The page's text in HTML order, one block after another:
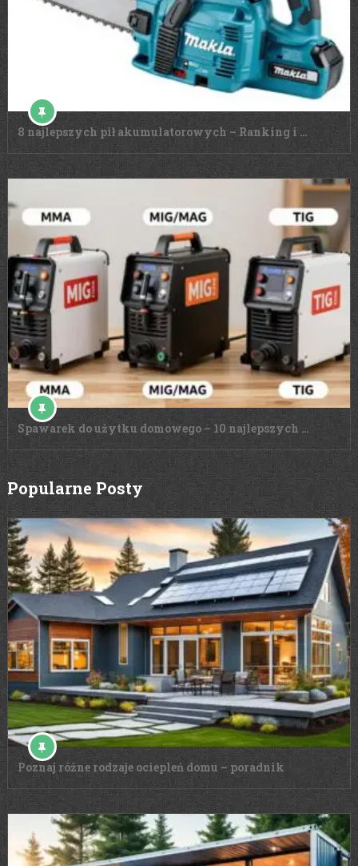
8 najlepszych pił akumulatorowych – Ranking i …
Spawarek do użytku domowego – 10 najlepszych …
Popularne Posty
Poznaj różne rodzaje ociepleń domu – poradnik